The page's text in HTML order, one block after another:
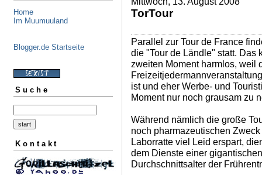
Home
Im Muumuuland
Blogger.de Startseite
Suche
Kontakt
TorTour
Parallel zur Tour de France
die "Tour de Ländle" statt. Das
zweiten Moment harmlos, weil
ist und eher Werbe- und
Moment nur noch grausam zu
Während nämlich die große
noch pharmazeutischen
Laborratte viel Leid erspart,
dem Dienste einer
Durchschnittsalter der